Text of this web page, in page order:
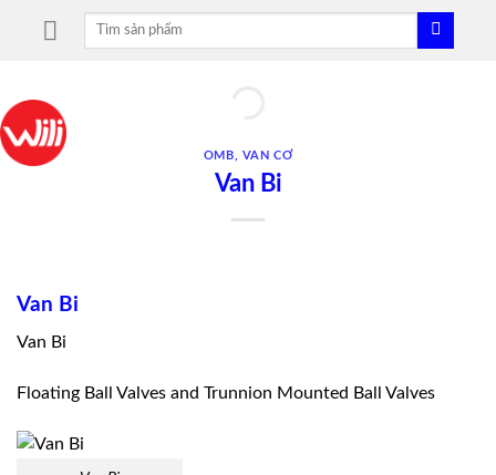
Tìm
OMB VAN CƠ
Van Bi
Van Bi
Van Bi
Floating Ball Valves and Trunnion Mounted Ball Valves